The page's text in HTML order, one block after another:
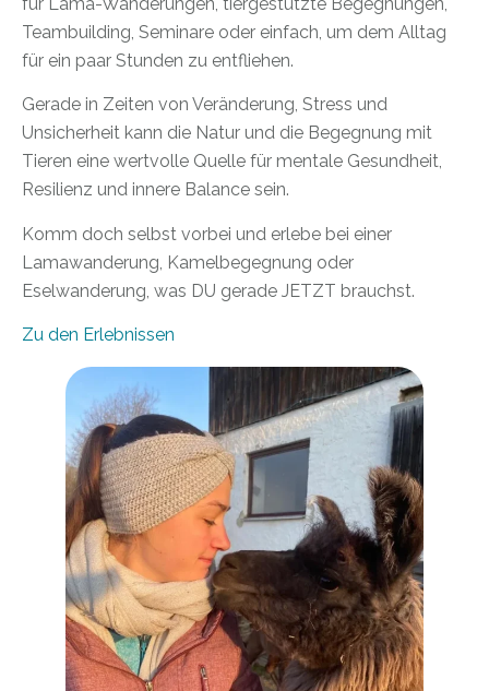
Teambuilding, Seminare oder einfach, um dem Alltag
für ein paar Stunden zu entfliehen.
Gerade in Zeiten von Veränderung, Stress und
Unsicherheit kann die Natur und die Begegnung mit
Tieren eine wertvolle Quelle für mentale Gesundheit,
Resilienz und innere Balance sein.
Komm doch selbst vorbei und erlebe bei einer
Lamawanderung, Kamelbegegnung oder
Eselwanderung, was DU gerade JETZT brauchst.
Zu den Erlebnissen